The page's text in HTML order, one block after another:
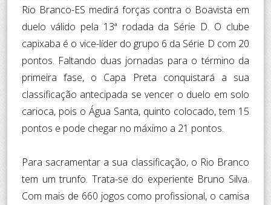
Rio Branco-ES medirá forças contra o Boavista em
duelo válido pela 13ª rodada da Série D. O clube
capixaba é o vice-líder do grupo 6 da Série D com 20
pontos. Faltando duas jornadas para o término da
primeira fase, o Capa Preta conquistará a sua
classificação antecipada se vencer o duelo em solo
carioca, pois o Água Santa, quinto colocado, tem 15
pontos e pode chegar no máximo a 21 pontos.
Para sacramentar a sua classificação, o Rio Branco
tem um trunfo. Trata-se do experiente Bruno Silva.
Com mais de 660 jogos como profissional, o camisa